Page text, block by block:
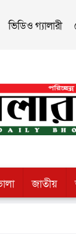
ভিডিও গ্যালারী
জাতীয়